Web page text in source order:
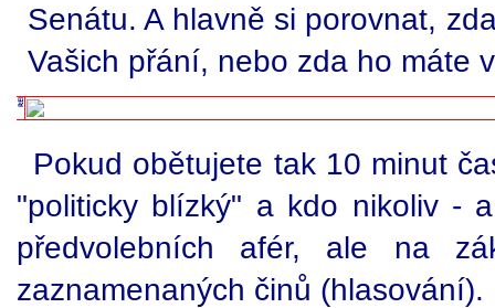
Senátu. A hlavně si porovnat,
Vašich přání, nebo zda ho máte
Pokud obětujete tak 10 minut
"politicky blízký" a kdo nikoliv -
předvolebních afér, ale na
zaznamenaných činů (hlasování).